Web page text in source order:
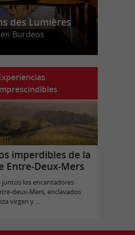
des Lumières
en Burdeos
imperdibles de la
Entre-Deux-Mers
juntos los encantadores
deux-Mers, enclavados
virgen y ...